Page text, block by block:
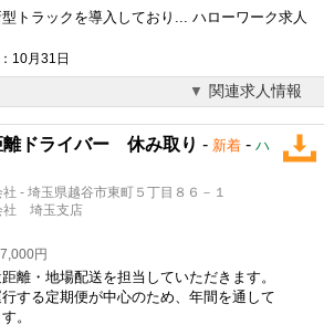
トラックを導入しており... ハローワーク求人
10月31日
関連求人情報
離ドライバー 休み取り - 新着 - ハ
- 埼玉県越谷市東町５丁目８６－１
社 埼玉支店
円
離・地場配送を担当していただきます。
する定期便が中心のため、年間を通して
。